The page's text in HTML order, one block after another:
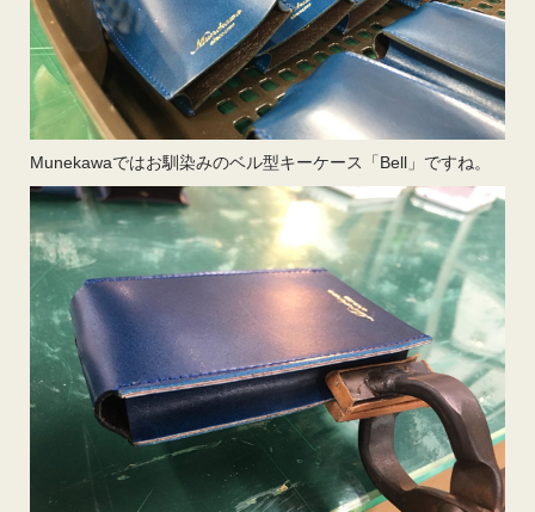
Munekawaではお馴染みのベル型キーケース「Bell」ですね。